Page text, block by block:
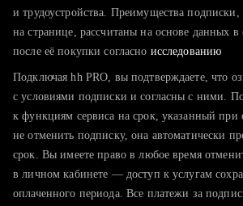
тратите много времени на поиск и
хотите сравнить себя с конкурентами
и трудоустройства. Преимущества подписки,
на странице, рассчитаны на основе данных
после её покупки согласно исследованию
Подключая hh PRO, вы подтверждаете, что
с условиями подписки и согласны с ними.
к функциям сервиса на срок, указанный
не отменить подписку, она автоматически
срок. Вы имеете право в любое время
в личном кабинете — доступ к услугам
оплаченного периода. Все платежи за